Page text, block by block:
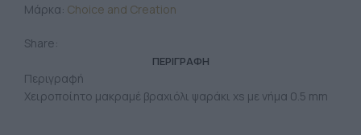
Μάρκα: Choice and Creation
Share:
ΠΕΡΙΓΡΑΦΉ
Περιγραφή
Χειροποίητο μακραμέ βραχιόλι ψαράκι xs με νήμα 0.5 mm